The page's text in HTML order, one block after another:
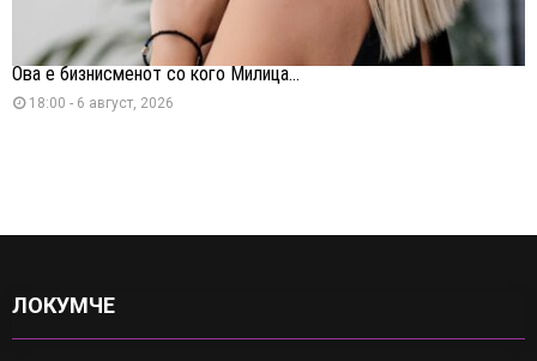
Ова е бизнисменот со кого Милица...
18:00 - 6 август, 2026
ЛОКУМЧЕ